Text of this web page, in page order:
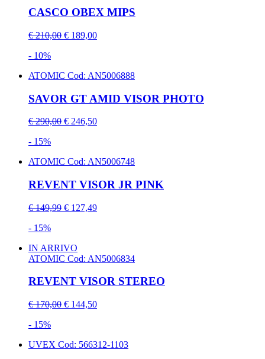
CASCO OBEX MIPS
€ 210,00 € 189,00
- 10%
ATOMIC Cod: AN5006888
SAVOR GT AMID VISOR PHOTO
€ 290,00 € 246,50
- 15%
ATOMIC Cod: AN5006748
REVENT VISOR JR PINK
€ 149,99 € 127,49
- 15%
IN ARRIVO
ATOMIC Cod: AN5006834
REVENT VISOR STEREO
€ 170,00 € 144,50
- 15%
UVEX Cod: 566312-1103